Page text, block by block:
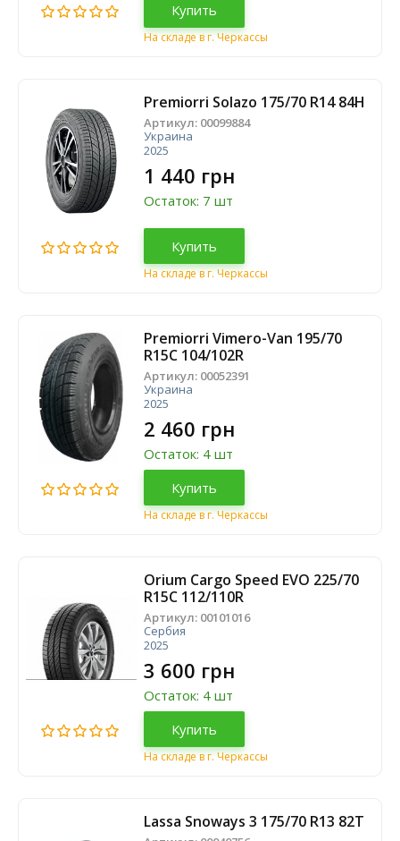
Купить
На складе в г. Черкассы
Premiorri Solazo 175/70 R14 84H
Артикул: 00099884
Украина
2025
1 440 грн
Остаток: 7 шт
Купить
На складе в г. Черкассы
Premiorri Vimero-Van 195/70
R15C 104/102R
Артикул: 00052391
Украина
2025
2 460 грн
Остаток: 4 шт
Купить
На складе в г. Черкассы
Orium Cargo Speed EVO ​​225/70
R15C 112/110R
Артикул: 00101016
Сербия
2025
3 600 грн
Остаток: 4 шт
Купить
На складе в г. Черкассы
Lassa Snoways 3 175/70 R13 82T